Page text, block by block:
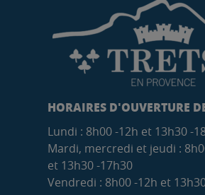
HORAIRES D'OUVERTURE
Lundi : 8h00 -12h et 13h30 -
Mardi, mercredi et jeudi :
et 13h30 -17h30
Vendredi : 8h00 -12h et